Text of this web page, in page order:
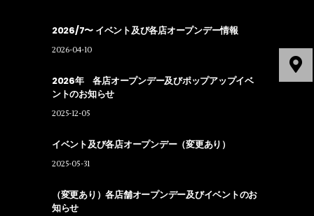
2026/7〜 イベント及び各店オープンデー情報
2026-04-10
2026年 各店オープンデー及びポップアップイベ
ントのお知らせ
2025-12-05
イベント及び各店オープンデー（変更あり）
2025-05-31
（変更あり）各店舗オープンデー及びイベントのお
知らせ